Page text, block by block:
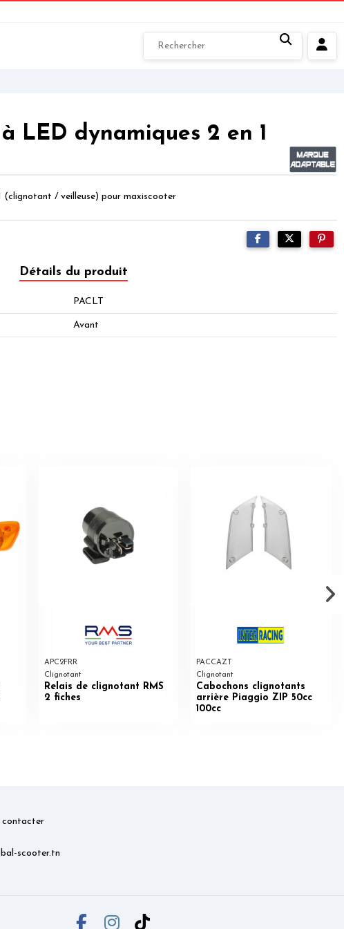
LED dynamiques 2 en 1
/ veilleuse) pour maxiscooter
Détails du produit
PACLT
Avant
APC2FRR
Clignotant
Relais de clignotant RMS
2 fiches
PACCAZT
Clignotant
Cabochons clignotants
arrière Piaggio ZIP 50cc
100cc
contacter
scooter.tn